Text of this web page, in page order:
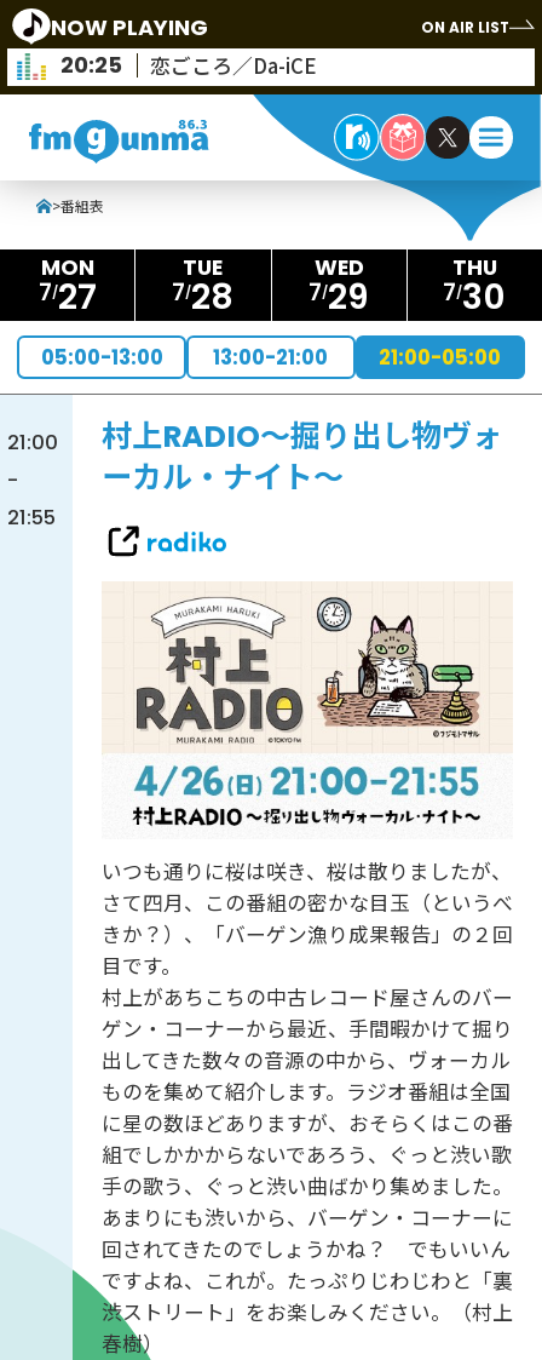
NOW PLAYING ON AIR LIST
20:25 恋ごころ／Da-iCE
>番組表
7 27 7 28 7 29 7 30
05:00-13:00 13:00-21:00 21:00-05:00
21:00
-
21:55
村上RADIO～掘り出し物ヴォ
ーカル・ナイト～
いつも通りに桜は咲き、桜は散りましたが、
さて四月、この番組の密かな目玉（というべ
きか？）、「バーゲン漁り成果報告」の２回
目です。
村上があちこちの中古レコード屋さんのバー
ゲン・コーナーから最近、手間暇かけて掘り
出してきた数々の音源の中から、ヴォーカル
ものを集めて紹介します。ラジオ番組は全国
に星の数ほどありますが、おそらくはこの番
組でしかかからないであろう、ぐっと渋い歌
手の歌う、ぐっと渋い曲ばかり集めました。
あまりにも渋いから、バーゲン・コーナーに
回されてきたのでしょうかね？ でもいいん
ですよね、これが。たっぷりじわじわと「裏
渋ストリート」をお楽しみください。（村上
春樹）